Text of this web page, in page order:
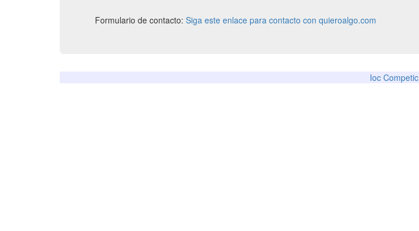
Formulario de contacto: Siga este enlace para contacto con quieroalgo.com
Ioc Competic